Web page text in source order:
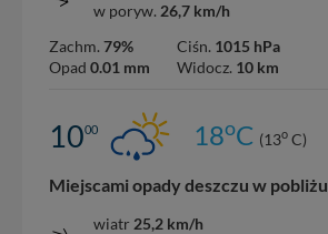
w poryw. 26,7 km/h
Zachm. 79%
Opad 0.01 mm
Ciśn. 1015 hPa
Widocz. 10 km
1000 18oC (13o C)
Miejscami opady deszczu w pobliżu
wiatr 25,2 km/h